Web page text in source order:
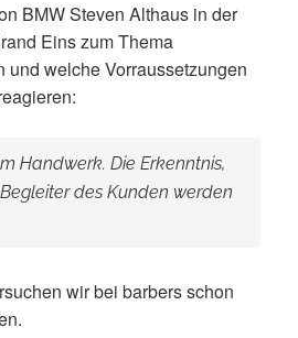
BMW Steven Althaus in der
Eins zum Thema
und welche Vorraussetzungen
Handwerk. Die Erkenntnis,
des Kunden werden
wir bei barbers schon